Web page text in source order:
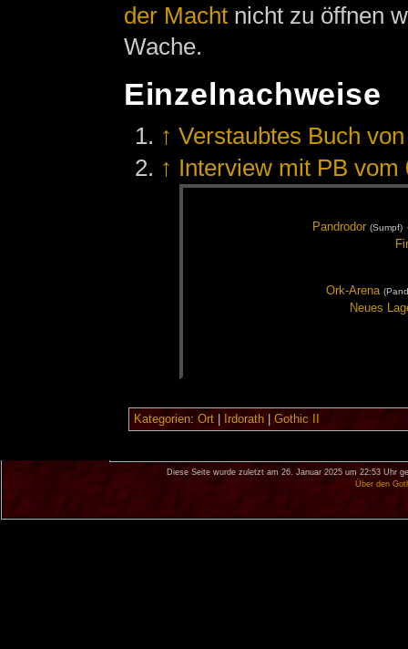
der Machtnicht zu öffnen
Wache.
Einzelnachweise
↑ Verstaubtes Buch
↑ Interview mit PB vom
Pand­ro­dor (Sumpf)
Ork-Are­na
Neu­es
Kategorien: Ort| Irdorath| Gothic II
Diese Seite wurde zuletzt am 26. Januar 2025 um 22:53 Uhr
Über den